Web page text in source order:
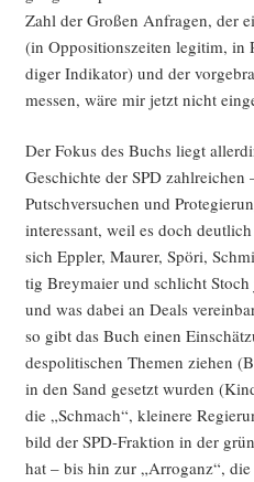
Zahl der Gro­ßen Anfra­gen, der
(in Oppo­si­ti­ons­zei­ten legi­tim,
di­ger Indi­ka­tor) und der
mes­sen, wäre mir jetzt nicht
Der Fokus des Buchs liegt
Geschich­te der SPD
Putsch­ver­su­chen und
inter­es­sant, weil es doch
sich Epp­ler, Mau­rer, Spö­ri,
tig Brey­mai­er und schlicht
und was dabei an Deals
so gibt das Buch einen
des­po­li­ti­schen The­men zie­hen
in den Sand gesetzt wur­den
die „Schmach“, klei­ne­re
bild der SPD-Frak­ti­on in der
hat – bis hin zur „Arro­ganz“,